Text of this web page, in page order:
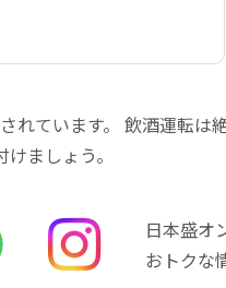
ています。 飲酒運転は
ましょう。
日本盛オ
おトクな